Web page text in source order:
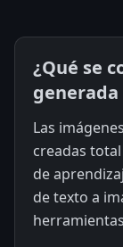
¿Qué se
generada
Las
creadas
de
de texto a